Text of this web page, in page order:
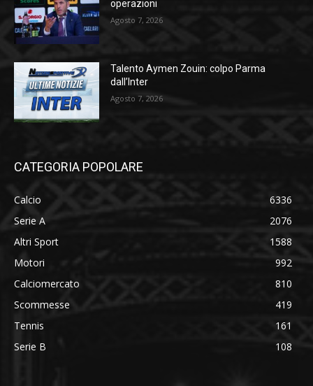
operazioni
Agosto 7, 2026
Talento Aymen Zouin: colpo Parma
dall’Inter
Agosto 7, 2026
CATEGORIA POPOLARE
Calcio
6336
Serie A
2076
Altri Sport
1588
Motori
992
Calciomercato
810
Scommesse
419
Tennis
161
Serie B
108